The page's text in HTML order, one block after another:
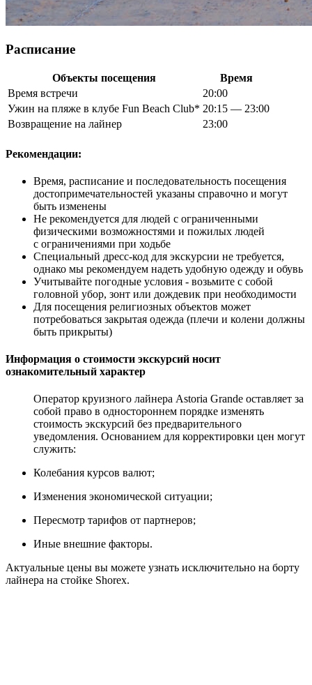
Расписание
Объекты посещения
Время
Время встречи
20:00
Ужин на пляже в клубе Fun Beach Club* 20:15 — 23:00
Возвращение на лайнер
23:00
Рекомендации:
Время, расписание и последовательность посещения
достопримечательностей указаны справочно и могут
быть изменены
Не рекомендуется для людей с ограниченными
физическими возможностями и пожилых людей
с ограничениями при ходьбе
Специальный дресс-код для экскурсии не требуется,
однако мы рекомендуем надеть удобную одежду и обувь
Учитывайте погодные условия - возьмите с собой
головной убор, зонт или дождевик при необходимости
Для посещения религиозных объектов может
потребоваться закрытая одежда (плечи и колени должны
быть прикрыты)
Информация о стоимости экскурсий носит
ознакомительный характер
Оператор круизного лайнера Astoria Grande оставляет за
собой право в одностороннем порядке изменять
стоимость экскурсий без предварительного
уведомления. Основанием для корректировки цен могут
служить:
Колебания курсов валют;
Изменения экономической ситуации;
Пересмотр тарифов от партнеров;
Иные внешние факторы.
Актуальные цены вы можете узнать исключительно на борту
лайнера на стойке Shorex.